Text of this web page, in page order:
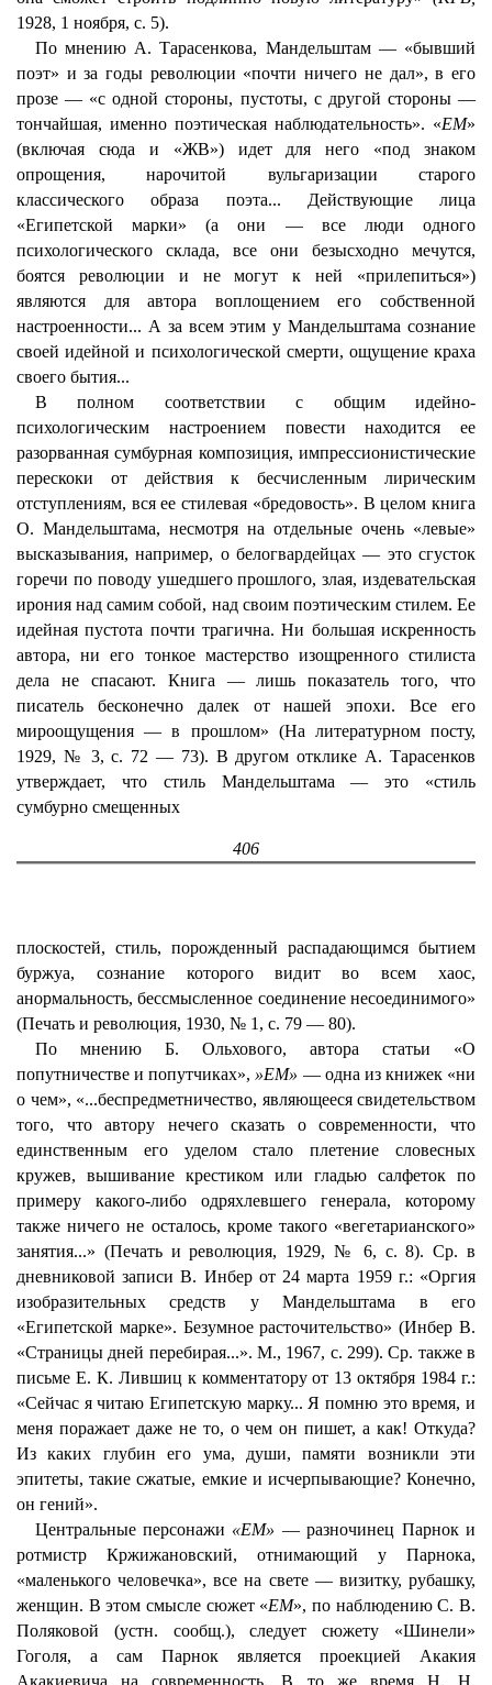
1928, 1 ноября, с. 5).
По мнению А. Тарасенкова, Мандельштам — «бывший
поэт» и за годы революции «почти ничего не дал», в его
прозе — «с одной стороны, пустоты, с другой стороны —
тончайшая, именно поэтическая наблюдательность». «ЕМ»
(включая сюда и «ЖВ») идет для него «под знаком
опрощения, нарочитой вульгаризации старого
классического образа поэта... Действующие лица
«Египетской марки» (а они — все люди одного
психологического склада, все они безысходно мечутся,
боятся революции и не могут к ней «прилепиться»)
являются для автора воплощением его собственной
настроенности... А за всем этим у Мандельштама сознание
своей идейной и психологической смерти, ощущение краха
своего бытия...
В полном соответствии с общим идейно-
психологическим настроением повести находится ее
разорванная сумбурная композиция, импрессионистические
перескоки от действия к бесчисленным лирическим
отступлениям, вся ее стилевая «бредовость». В целом книга
О. Мандельштама, несмотря на отдельные очень «левые»
высказывания, например, о белогвардейцах — это сгусток
горечи по поводу ушедшего прошлого, злая, издевательская
ирония над самим собой, над своим поэтическим стилем. Ее
идейная пустота почти трагична. Ни большая искренность
автора, ни его тонкое мастерство изощренного стилиста
дела не спасают. Книга — лишь показатель того, что
писатель бесконечно далек от нашей эпохи. Все его
мироощущения — в прошлом» (На литературном посту,
1929, № 3, с. 72 — 73). В другом отклике А. Тарасенков
утверждает, что стиль Мандельштама — это «стиль
сумбурно смещенных
406
плоскостей, стиль, порожденный распадающимся бытием
буржуа, сознание которого видит во всем хаос,
анормальность, бессмысленное соединение несоединимого»
(Печать и революция, 1930, № 1, с. 79 — 80).
По мнению Б. Ольхового, автора статьи «О
попутничестве и попутчиках», »ЕМ» — одна из книжек «ни
о чем», «...беспредметничество, являющееся свидетельством
того, что автору нечего сказать о современности, что
единственным его уделом стало плетение словесных
кружев, вышивание крестиком или гладью салфеток по
примеру какого-либо одряхлевшего генерала, которому
также ничего не осталось, кроме такого «вегетарианского»
занятия...» (Печать и революция, 1929, № 6, с. 8). Ср. в
дневниковой записи В. Инбер от 24 марта 1959 г.: «Оргия
изобразительных средств у Мандельштама в его
«Египетской марке». Безумное расточительство» (Инбер В.
«Страницы дней перебирая...». М., 1967, с. 299). Ср. также в
письме Е. К. Лившиц к комментатору от 13 октября 1984 г.:
«Сейчас я читаю Египетскую марку... Я помню это время, и
меня поражает даже не то, о чем он пишет, а как! Откуда?
Из каких глубин его ума, души, памяти возникли эти
эпитеты, такие сжатые, емкие и исчерпывающие? Конечно,
он гений».
Центральные персонажи «ЕМ» — разночинец Парнок и
ротмистр Кржижановский, отнимающий у Парнока,
«маленького человечка», все на свете — визитку, рубашку,
женщин. В этом смысле сюжет «ЕМ», по наблюдению С. В.
Поляковой (устн. сообщ.), следует сюжету «Шинели»
Гоголя, а сам Парнок является проекцией Акакия
Акакиевича на современность. В то же время H. H.